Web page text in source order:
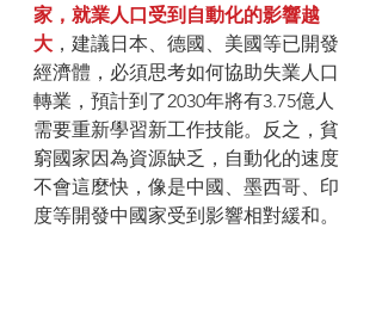
家，就業人口受到自動化的影響越
大 ，建議日本、德國、美國等已開發
經濟體，必須思考如何協助失業人口
轉業，預計到了2030年將有3.75億人
需要重新學習新工作技能。反之，貧
窮國家因為資源缺乏，自動化的速度
不會這麼快，像是中國、墨西哥、印
度等開發中國家受到影響相對緩和。